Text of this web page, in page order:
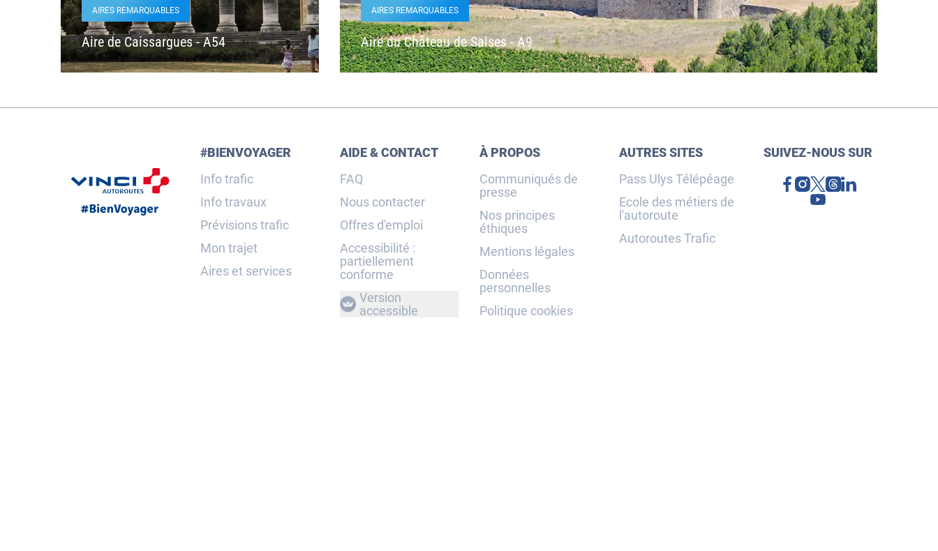
AIRES REMARQUABLES
Aire de Caissargues - A54
AIRES REMARQUABLES
Aire du Château de Salses - A9
#BIENVOYAGER
Info trafic
Info travaux
Prévisions trafic
Mon trajet
Aires et services
AIDE & CONTACT
FAQ
Nous contacter
Offres d'emploi
Accessibilité :
partiellement
conforme
Version
accessible
À PROPOS
Communiqués de
presse
Nos principes
éthiques
Mentions légales
Données
personnelles
Politique cookies
AUTRES SITES
Pass Ulys Télépéage
Ecole des métiers de
l'autoroute
Autoroutes Trafic
SUIVEZ-NOUS SUR